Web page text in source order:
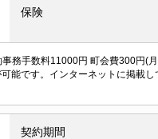
保険
務手数料11000円 町会費300円(
能です。インターネットに掲載
契約期間